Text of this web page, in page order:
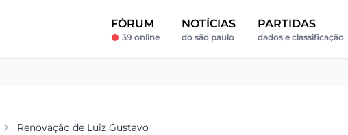
FÓRUM
39 online
NOTÍCIAS
do são paulo
PARTIDAS
dados e classificação
Renovação de Luiz Gustavo